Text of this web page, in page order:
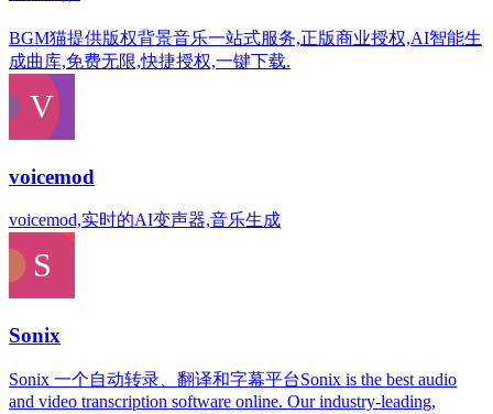
BGM猫提供版权背景音乐一站式服务,正版商业授权,AI智能生
成曲库,免费无限,快捷授权,一键下载.
voicemod
voicemod,实时的AI变声器,音乐生成
Sonix
Sonix 一个自动转录、翻译和字幕平台Sonix is the best audio
and video transcription software online. Our industry-leading,